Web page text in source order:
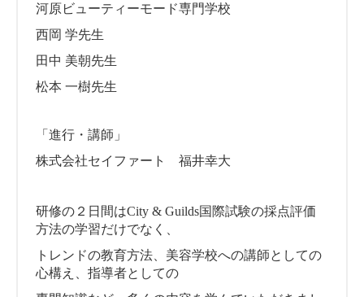
河原ビューティーモード専門学校
西岡 学先生
田中 美朝先生
松本 一樹先生
「進行・講師」
株式会社セイファート 福井幸大
研修の２日間はCity & Guilds国際試験の採点評価
方法の学習だけでなく、
トレンドの教育方法、美容学校への講師としての
心構え、指導者としての